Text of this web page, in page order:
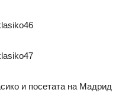
и посетата на Мадрид